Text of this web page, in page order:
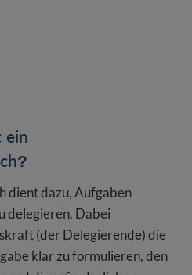
ein
dient dazu, Aufgaben
delegieren. Dabei
(der Delegierende) die
klar zu formulieren, den